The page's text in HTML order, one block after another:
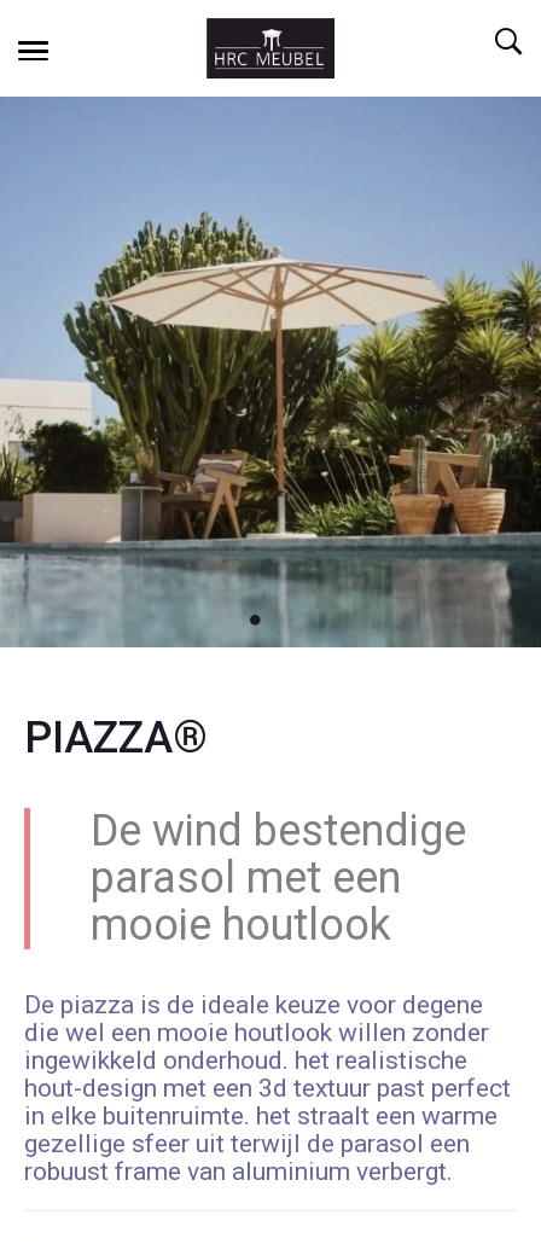
PIAZZA®
De wind bestendige
parasol met een
mooie houtlook
De piazza is de ideale keuze voor degene
die wel een mooie houtlook willen zonder
ingewikkeld onderhoud. het realistische
hout-design met een 3d textuur past perfect
in elke buitenruimte. het straalt een warme
gezellige sfeer uit terwijl de parasol een
robuust frame van aluminium verbergt.